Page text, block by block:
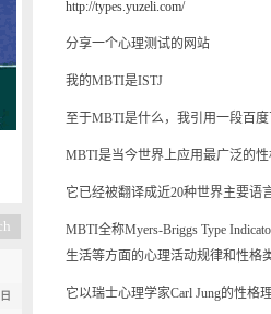
http://types.yuzeli.com/
分享一个心理测试的网站
我的MBTI是ISTJ
至于MBTI是什么，我引用一段百
MBTI是当今世界上应用最广泛的
它已经被翻译成近20种世界主要语
MBTI全称Myers-Briggs Type
生活等方面的心理活动规律和性格
它以瑞士心理学家Carl Jung的性格
日